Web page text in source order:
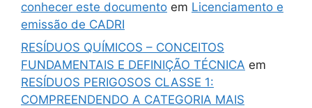
conhecer este documento em Licenciamento e
emissão de CADRI
RESÍDUOS QUÍMICOS – CONCEITOS
FUNDAMENTAIS E DEFINIÇÃO TÉCNICA em
RESÍDUOS PERIGOSOS CLASSE 1:
COMPREENDENDO A CATEGORIA MAIS